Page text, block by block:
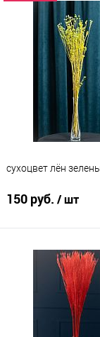
сухоцвет лён
150 руб. / шт
В
Купить в 1 клик
В избранное